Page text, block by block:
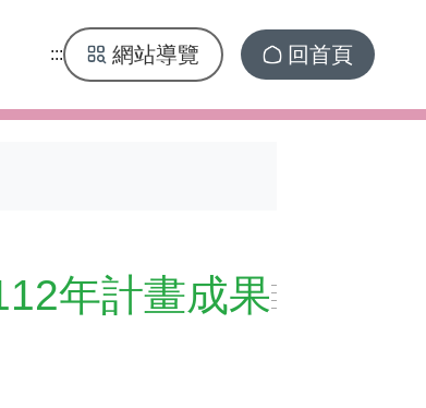
::: 網站導覽 回首頁
年計畫成果